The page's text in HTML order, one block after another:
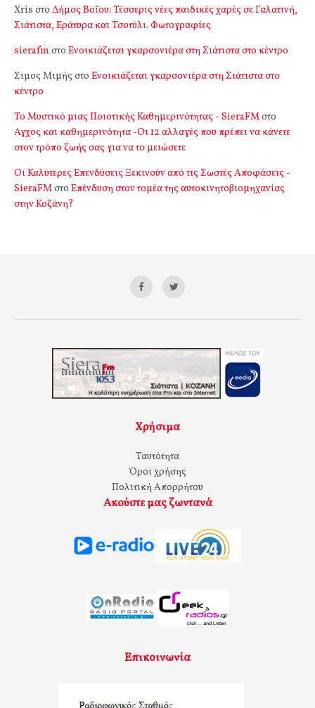
Xris στο Δήμος Βοΐου: Τέσσερις νέες παιδικές χαρές σε Γαλατινή,
Σιάτιστα, Εράτυρα και Τσοτύλι. Φωτογραφίες
sierafm στο Ενοικιάζεται γκαρσονιέρα στη Σιάτιστα στο κέντρο
Σιμος Μιμής στο Ενοικιάζεται γκαρσονιέρα στη Σιάτιστα στο
κέντρο
Το Μυστικό μιας Ποιοτικής Καθημερινότητας - SieraFMστο
Αγχος και καθημερινότητα -Οι 12 αλλαγές που πρέπει να κάνετε
στον τρόπο ζωής σας για να το μειώσετε
Οι Καλύτερες Επενδύσεις Ξεκινούν από τις Σωστές Αποφάσεις -
SieraFMστο Επένδυση στον τομέα της αυτοκινητοβιομηχανίας
στην Κοζάνη?
Χρήσιμα
Ταυτότητα
Όροι χρήσης
Πολιτική Απορρήτου
Ακούστε μας ζωντανά
Επικοινωνία